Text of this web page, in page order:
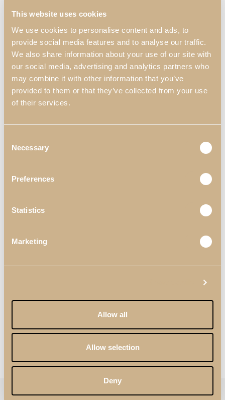
This website uses cookies
We use cookies to personalise content and ads, to
provide social media features and to analyse our traffic.
We also share information about your use of our site with
our social media, advertising and analytics partners who
may combine it with other information that you’ve
provided to them or that they’ve collected from your use
of their services.
Selection
Necessary
Preferences
Statistics
Marketing
Allow all
Allow selection
Deny